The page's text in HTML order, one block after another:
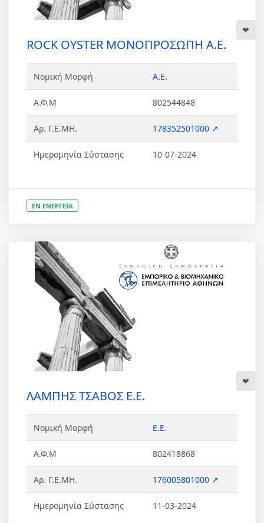
ROCK OYSTER ΜΟΝΟΠΡΟΣΩΠΗ Α.Ε.
Νομική Μορφή Α.Ε.
Α.Φ.Μ 802544848
Αρ. Γ.Ε.ΜΗ. 178352501000 ↗
Ημερομηνία Σύστασης 10-07-2024
ΕΝ ΕΝΕΡΓΕΙΑ
ΛΑΜΠΗΣ ΤΣΑΒΟΣ Ε.Ε.
Νομική Μορφή Ε.Ε.
Α.Φ.Μ 802418868
Αρ. Γ.Ε.ΜΗ. 176005801000 ↗
Ημερομηνία Σύστασης 11-03-2024